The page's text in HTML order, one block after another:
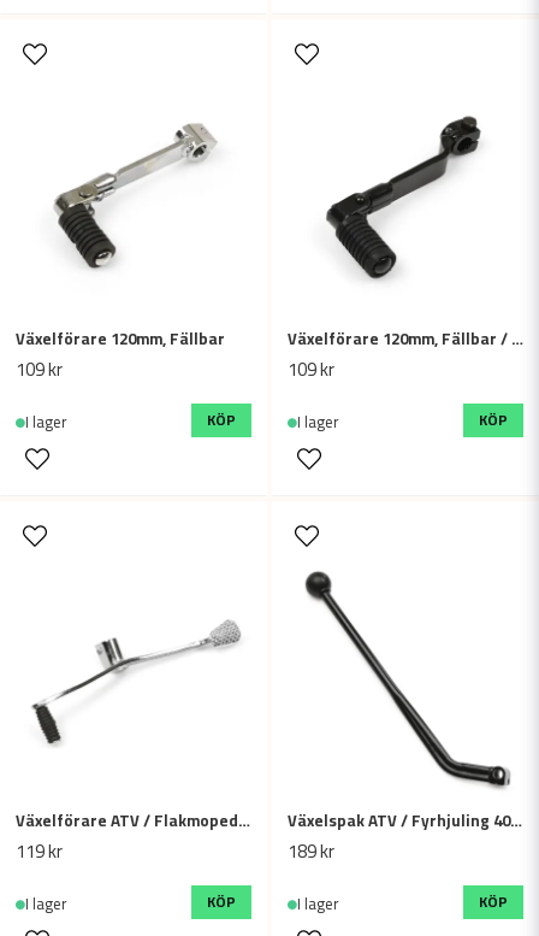
Växelförare 120mm, Fällbar
109 kr
I lager KÖP
Växelförare 120mm, Fällbar / Vikbar
109 kr
I lager KÖP
Växelförare ATV / Flakmoped, 250mm
119 kr
I lager KÖP
Växelspak ATV / Fyrhjuling 400mm - Ø13mm 70cc 90cc 110cc
189 kr
I lager KÖP